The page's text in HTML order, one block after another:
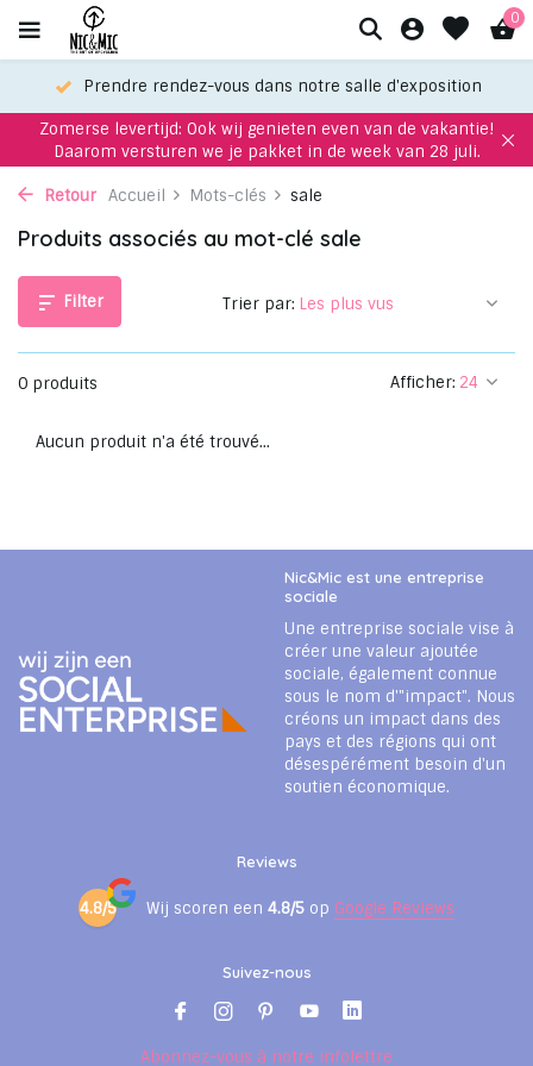
0
Prendre rendez-vous dans notre salle d'exposition
Zomerse levertijd: Ook wij genieten even van de vakantie!
Daarom versturen we je pakket in de week van 28 juli.
Retour Accueil Mots-clés sale
Produits associés au mot-clé sale
Filter
0 produits Afficher:
Trier par:
Aucun produit n'a été trouvé...
Nic&Mic est une entreprise
sociale
Une entreprise sociale vise à
créer une valeur ajoutée
sociale, également connue
sous le nom d'"impact". Nous
créons un impact dans des
pays et des régions qui ont
désespérément besoin d'un
soutien économique.
Reviews
4.8/5 Wij scoren een 4.8/5 op Google Reviews
Suivez-nous
Abonnez-vous à notre infolettre